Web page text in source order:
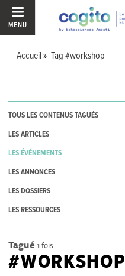
MENU
Accueil Tag #workshop
TOUS LES CONTENUS TAGUÉS
LES ARTICLES
LES ÉVÉNEMENTS
LES ANNONCES
LES DOSSIERS
LES RESSOURCES
Tagué 1 fois
#WORKSHOP